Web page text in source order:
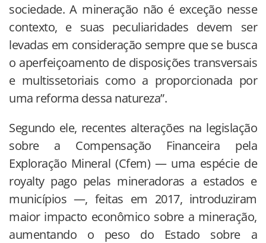
sociedade. A mineração não é exceção nesse
contexto, e suas peculiaridades devem ser
levadas em consideração sempre que se busca
o aperfeiçoamento de disposições transversais
e multissetoriais como a proporcionada por
uma reforma dessa natureza”.
Segundo ele, recentes alterações na legislação
sobre a Compensação Financeira pela
Exploração Mineral (Cfem) — uma espécie de
royalty pago pelas mineradoras a estados e
municípios —, feitas em 2017, introduziram
maior impacto econômico sobre a mineração,
aumentando o peso do Estado sobre a